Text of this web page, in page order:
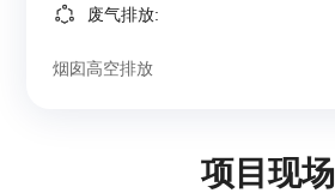
废气排放:
烟囱高空排放
项目现场